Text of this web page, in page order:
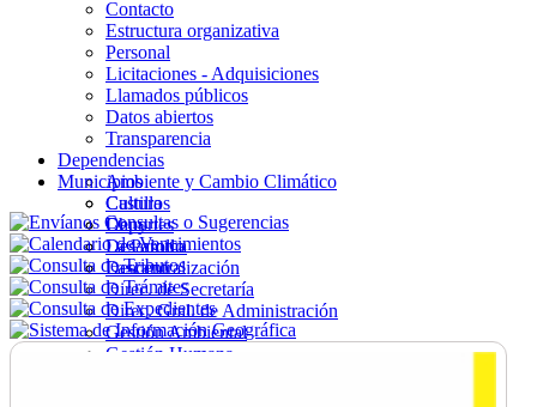
Contacto
Estructura organizativa
Personal
Licitaciones - Adquisiciones
Llamados públicos
Datos abiertos
Transparencia
Dependencias
Ambiente y Cambio Climático
Cultura
Deportes
Desarrollo
Descentralización
Direc. de Secretaría
Direc. Gral. de Administración
Gestión Ambiental
Gestión Humana
Municipios
Castillos
Chuy
La Paloma
Lascano